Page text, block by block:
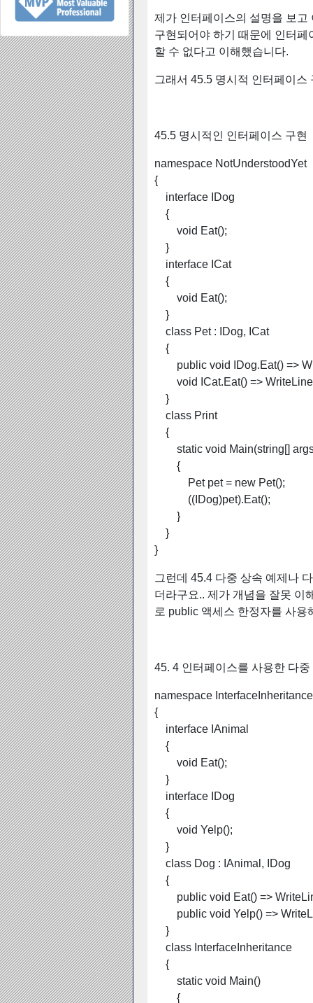
제가 인터페이스의 설명을 보
구현되어야 하기 때문에 인터
할 수 없다고 이해했습니다.
그래서 45.5 명시적 인터페이
45.5 명시적인 인터페이스 구현
namespace NotUnderstoodYet
{
interface IDog
{
void Eat();
}
interface ICat
{
void Eat();
}
class Pet : IDog, ICat
{
public void IDog.Eat() =>
void ICat.Eat() =>
}
class Print
{
static void Main(string[]
{
Pet pet = new Pet();
((IDog)pet).Eat();
}
}
}
그런데 45.4 다중 상속 예제나
더라구요.. 제가 개념을 잘못 이
로 public 액세스 한정자를 사
45. 4 인터페이스를 사용한 다
namespace InterfaceInheritance
{
interface IAnimal
{
void Eat();
}
interface IDog
{
void Yelp();
}
class Dog : IAnimal, IDog
{
public void Eat() =>
public void Yelp() =>
}
class InterfaceInheritance
{
static void Main()
{